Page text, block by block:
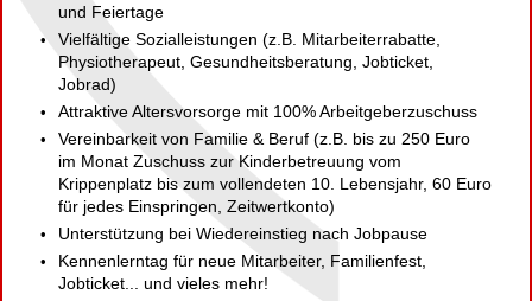
und Feiertage
Vielfältige Sozialleistungen (z.B. Mitarbeiterrabatte,
Physiotherapeut, Gesundheitsberatung, Jobticket,
Jobrad)
Attraktive Altersvorsorge mit 100% Arbeitgeberzuschuss
Vereinbarkeit von Familie & Beruf (z.B. bis zu 250 Euro
im Monat Zuschuss zur Kinderbetreuung vom
Krippenplatz bis zum vollendeten 10. Lebensjahr, 60 Euro
für jedes Einspringen, Zeitwertkonto)
Unterstützung bei Wiedereinstieg nach Jobpause
Kennenlerntag für neue Mitarbeiter, Familienfest,
Jobticket... und vieles mehr!